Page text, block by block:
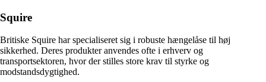
Squire
Britiske Squire har specialiseret sig i robuste hængelåse til høj
sikkerhed. Deres produkter anvendes ofte i erhverv og
transportsektoren, hvor der stilles store krav til styrke og
modstandsdygtighed.